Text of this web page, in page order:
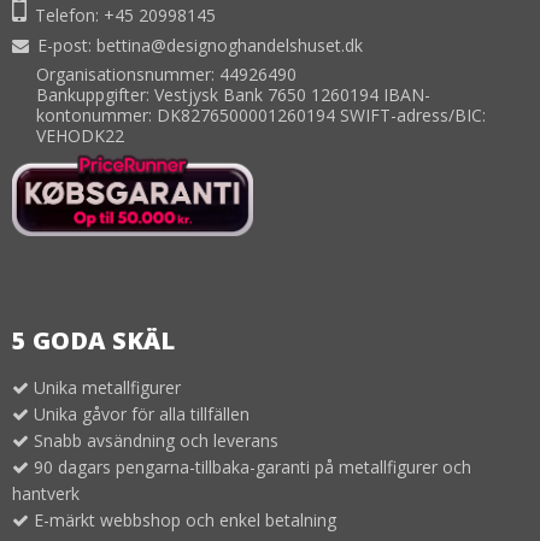
Telefon: +45 20998145
E-post: bettina@designoghandelshuset.dk
Organisationsnummer: 44926490
Bankuppgifter: Vestjysk Bank 7650 1260194 IBAN-
kontonummer: DK8276500001260194 SWIFT-adress/BIC:
VEHODK22
5 GODA SKÄL
Unika metallfigurer
Unika gåvor för alla tillfällen
Snabb avsändning och leverans
90 dagars pengarna-tillbaka-garanti på metallfigurer och
hantverk
E-märkt webbshop och enkel betalning